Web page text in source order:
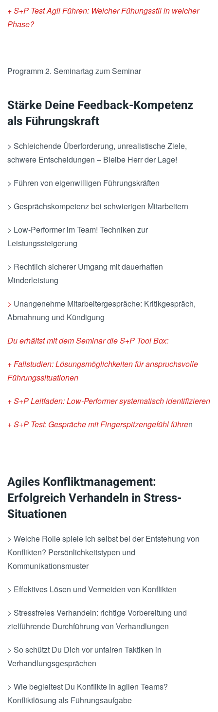
+ S+P Test Agil Führen: Welcher Fühungsstil in welcher
Phase?
Programm 2. Seminartag zum Seminar
Stärke Deine Feedback-Kompetenz
als Führungskraft
> Schleichende Überforderung, unrealistische Ziele,
schwere Entscheidungen – Bleibe Herr der Lage!
> Führen von eigenwilligen Führungskräften
> Gesprächskompetenz bei schwierigen Mitarbeitern
> Low-Performer im Team! Techniken zur
Leistungssteigerung
> Rechtlich sicherer Umgang mit dauerhaften
Minderleistung
> Unangenehme Mitarbeitergespräche: Kritikgespräch,
Abmahnung und Kündigung
Du erhältst mit dem Seminar die S+P Tool Box:
+ Fallstudien: Lösungsmöglichkeiten für anspruchsvolle
Führungssituationen
+ S+P Leitfaden: Low-Performer systematisch identifizieren
+ S+P Test: Gespräche mit Fingerspitzengefühl führen
Agiles Konfliktmanagement:
Erfolgreich Verhandeln in Stress-
Situationen
> Welche Rolle spiele ich selbst bei der Entstehung von
Konflikten? Persönlichkeitstypen und
Kommunikationsmuster
> Effektives Lösen und Vermeiden von Konflikten
> Stressfreies Verhandeln: richtige Vorbereitung und
zielführende Durchführung von Verhandlungen
> So schützt Du Dich vor unfairen Taktiken in
Verhandlungsgesprächen
> Wie begleitest Du Konflikte in agilen Teams?
Konfliktlösung als Führungsaufgabe